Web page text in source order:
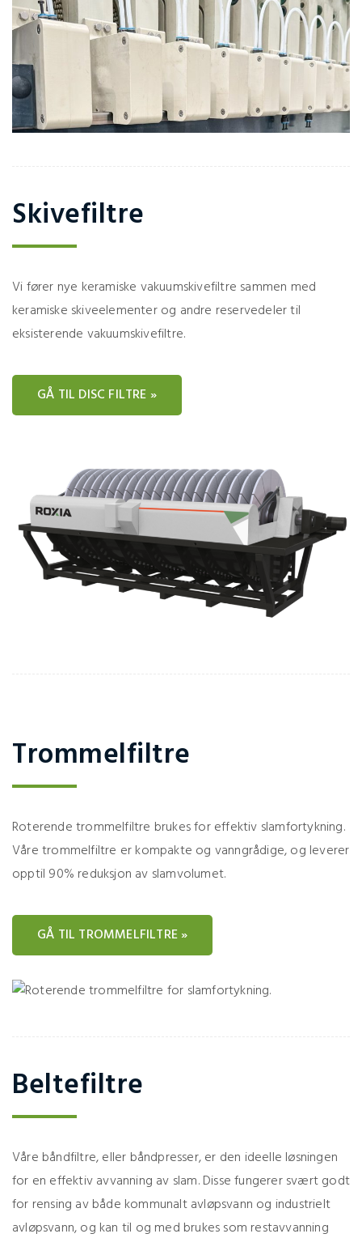
Skivefiltre
Vi fører nye keramiske vakuumskivefiltre sammen med
keramiske skiveelementer og andre reservedeler til
eksisterende vakuumskivefiltre.
GÅ TIL DISC FILTRE »
Trommelfiltre
Roterende trommelfiltre brukes for effektiv slamfortykning.
Våre trommelfiltre er kompakte og vanngrådige, og leverer
opptil 90% reduksjon av slamvolumet.
GÅ TIL TROMMELFILTRE »
Beltefiltre
Våre båndfiltre, eller båndpresser, er den ideelle løsningen
for en effektiv avvanning av slam. Disse fungerer svært godt
for rensing av både kommunalt avløpsvann og industrielt
avløpsvann, og kan til og med brukes som restavvanning